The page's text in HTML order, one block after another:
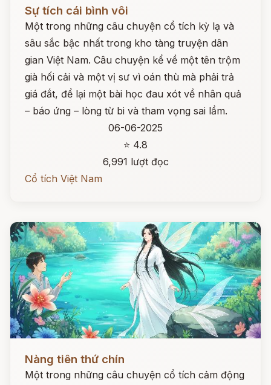
Sự tích cái bình vôi
Một trong những câu chuyện cổ tích kỳ lạ và
sâu sắc bậc nhất trong kho tàng truyện dân
gian Việt Nam. Câu chuyện kể về một tên trộm
già hối cải và một vị sư vì oán thù mà phải trả
giá đắt, để lại một bài học đau xót về nhân quả
– báo ứng – lòng từ bi và tham vọng sai lầm.
06-06-2025
⭐ 4.8
6,991 lượt đọc
Cổ tích Việt Nam
Nàng tiên thứ chín
Một trong những câu chuyện cổ tích cảm động